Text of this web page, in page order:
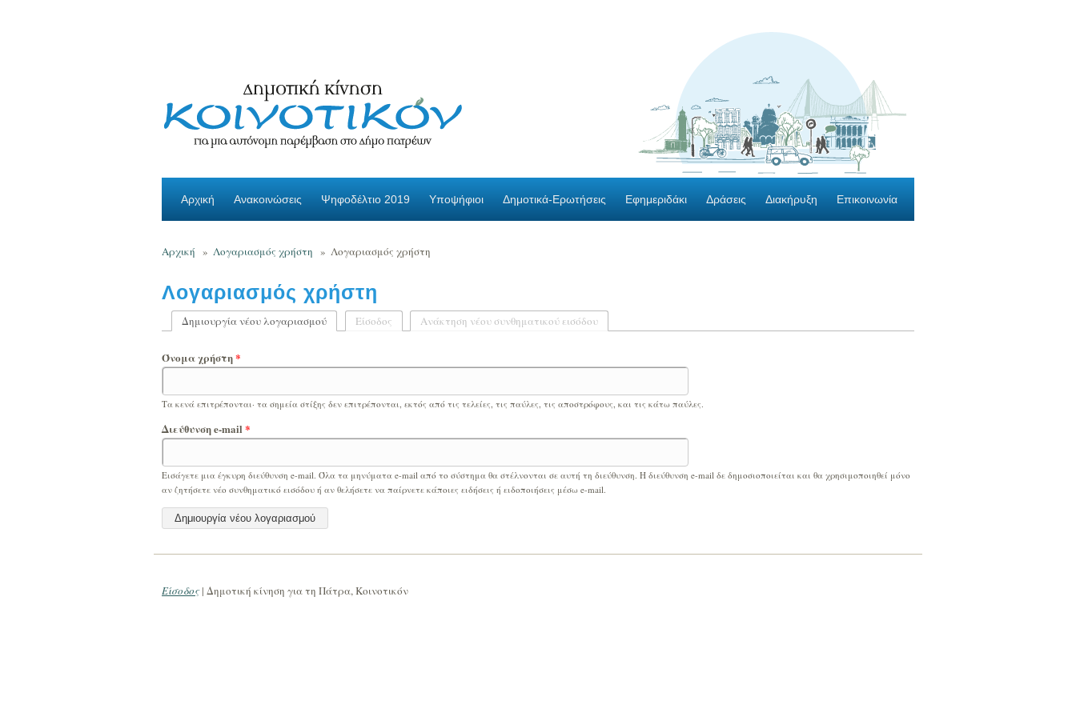
Αρχική Ανακοινώσεις Ψηφοδέλτιο 2019 Υποψήφιοι Δημοτικά-Ερωτήσεις Εφημεριδάκι Δράσεις Διακήρυξη Επικοινωνία
Αρχική » Λογαριασμός χρήστη » Λογαριασμός χρήστη
Λογαριασμός χρήστη
Δημιουργία νέου λογαριασμού (ενεργή καρτέλα)
Είσοδος Ανάκτηση νέου συνθηματικού εισόδου
Όνομα χρήστη*
Τα κενά επιτρέπονται· τα σημεία στίξης δεν επιτρέπονται, εκτός από τις τελείες, τις παύλες, τις αποστρόφους, και τις κάτω παύλες.
Διεύθυνση e-mail *
Εισάγετε μια έγκυρη διεύθυνση e-mail. Όλα τα μηνύματα e-mail από το σύστημα θα στέλνονται σε αυτή τη διεύθυνση. Η διεύθυνση e-mail δε δημοσιοποιείται και θα χρησιμοποιηθεί μόνο
αν ζητήσετε νέο συνθηματικό εισόδου ή αν θελήσετε να παίρνετε κάποιες ειδήσεις ή ειδοποιήσεις μέσω e-mail.
Είσοδος| Δημοτική κίνηση για τη Πάτρα, Κοινοτικόν